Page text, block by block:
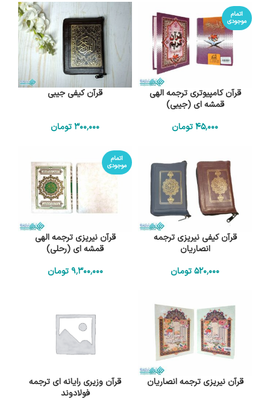
اتمام
موجودی
قرآن کامپیوتری ترجمه الهی
قمشه ای (جیبی)
45٬000تومان
قرآن کیفی جیبی
300٬000تومان
قرآن کیفی نیریزی ترجمه
انصاریان
520٬000تومان
اتمام
موجودی
قرآن نیریزی ترجمه الهی
قمشه ای (رحلی)
9٬300٬000 تومان
قرآن نیریزی ترجمه انصاریان
قرآن وزیری رایانه ای ترجمه
فولادوند